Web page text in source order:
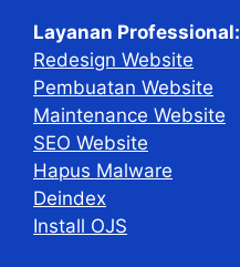
Layanan Professional:
Redesign Website
Pembuatan Website
Maintenance Website
SEO Website
Hapus Malware
Deindex
Install OJS